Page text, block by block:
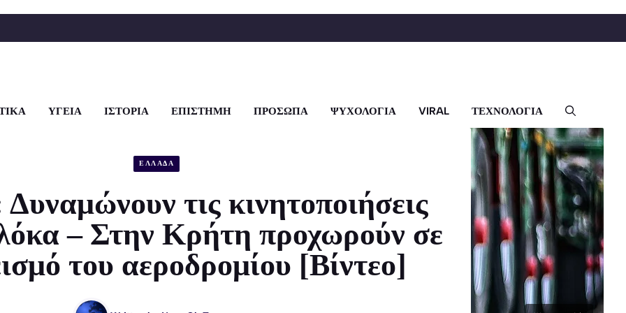
ΥΓΕΙΑ ΙΣΤΟΡΙΑ ΕΠΙΣΤΗΜΗ ΠΡΟΣΩΠΑ ΨΥΧΟΛΟΓΙΑ VIRAL ΤΕΧΝΟΛΟΓΙΑ
ΕΛΛΑΔΑ
τις κινητοποιήσεις
– Στην Κρήτη προχωρούν σε
του αεροδρομίου [Βίντεο]